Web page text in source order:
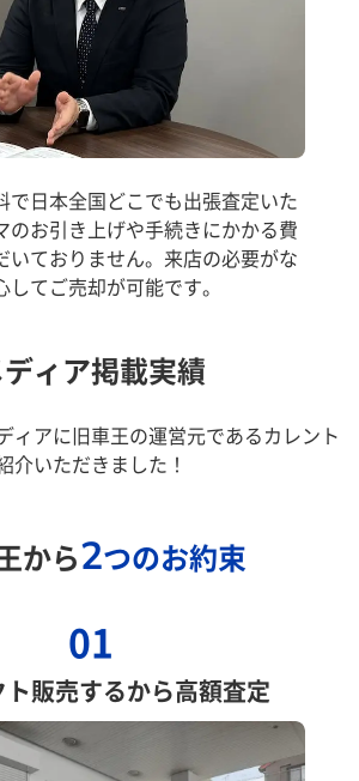
で日本全国どこでも出張査定いた
のお引き上げや手続きにかかる費
いておりません。来店の必要がな
してご売却が可能です。
ィア掲載実績
ィアに旧車王の運営元であるカレント
介いただきました！
から2つのお約束
01
販売するから高額査定